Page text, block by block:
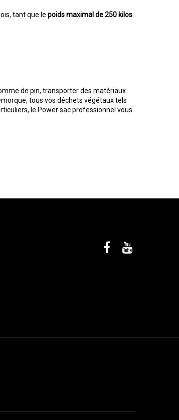
tant que le poids maximal de 250 kilos
de pin, transporter des matériaux
tous vos déchets végétaux tels
le Power sac professionnel vous